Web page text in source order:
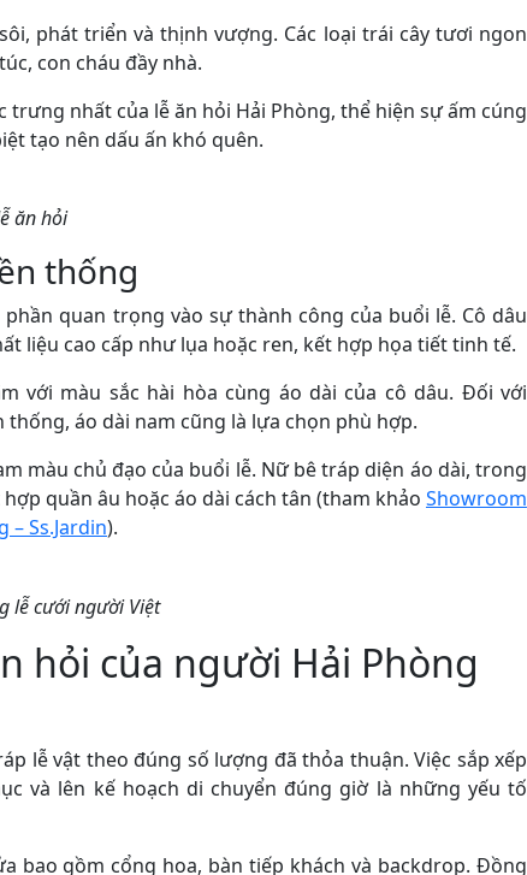
phát triển và thịnh vượng. Các loại trái cây tươi ngon
con cháu đầy nhà.
trưng nhất của lễ ăn hỏi Hải Phòng, thể hiện sự ấm cúng
tạo nên dấu ấn khó quên.
ăn hỏi
thống
quan trọng vào sự thành công của buổi lễ. Cô dâu
liệu cao cấp như lụa hoặc ren, kết hợp họa tiết tinh tế.
với màu sắc hài hòa cùng áo dài của cô dâu. Đối với
áo dài nam cũng là lựa chọn phù hợp.
màu chủ đạo của buổi lễ. Nữ bê tráp diện áo dài, trong
quần âu hoặc áo dài cách tân (tham khảo Showroom
– Ss.Jardin).
lễ cưới người Việt
hỏi của người Hải Phòng
lễ vật theo đúng số lượng đã thỏa thuận. Việc sắp xếp
và lên kế hoạch di chuyển đúng giờ là những yếu tố
bao gồm cổng hoa, bàn tiếp khách và backdrop. Đồng